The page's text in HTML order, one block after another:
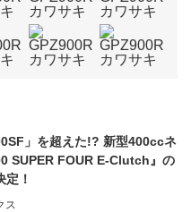
」を超えた!? 新型400ccネ
SUPER FOUR E-Clutch』の
定！
ス